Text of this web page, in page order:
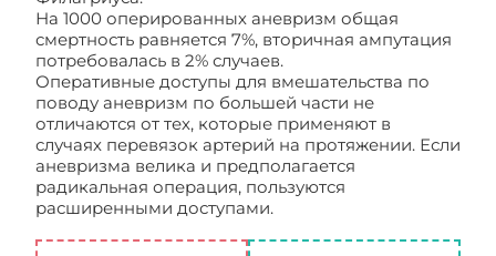
На 1000 оперированных аневризм общая
смертность равняется 7%, вторичная ампутация
потребовалась в 2% случаев.
Оперативные доступы для вмешательства по
поводу аневризм по большей части не
отличаются от тех, которые применяют в
случаях перевязок артерий на протяжении. Если
аневризма велика и предполагается
радикальная операция, пользуются
расширенными доступами.